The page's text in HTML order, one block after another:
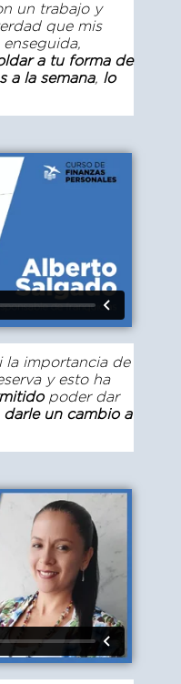
un trabajo y
que mis
a tu forma de
a la semana, lo
la importancia de
y esto ha
poder dar
darle un cambio a